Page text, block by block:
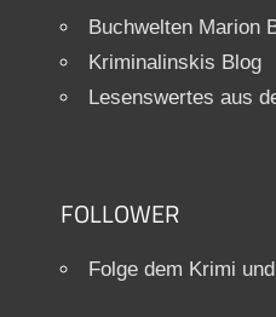
Buchwelten Marion
Kriminalinskis Blog
Lesenswertes aus
FOLLOWER
Folge dem Krimi